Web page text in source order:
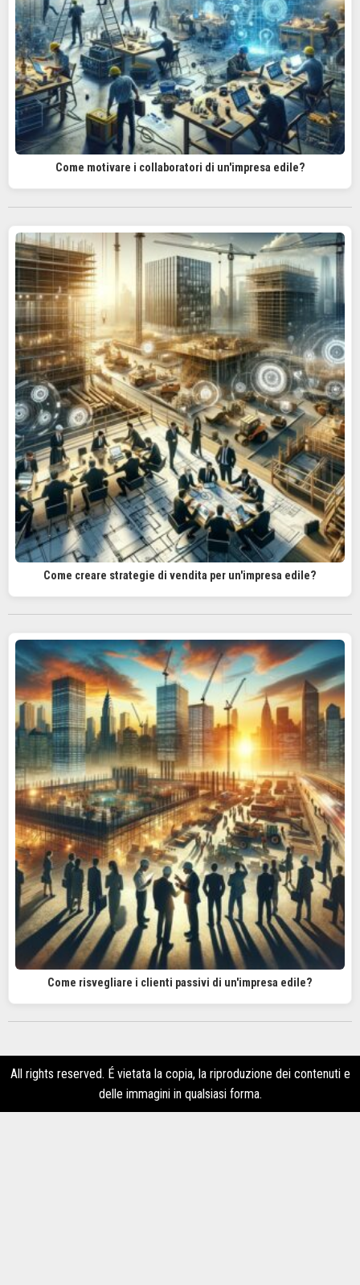
Come motivare i collaboratori di un'impresa edile?
Come creare strategie di vendita per un'impresa edile?
Come risvegliare i clienti passivi di un'impresa edile?
All rights reserved. É vietata la copia, la riproduzione dei contenuti e
delle immagini in qualsiasi forma.